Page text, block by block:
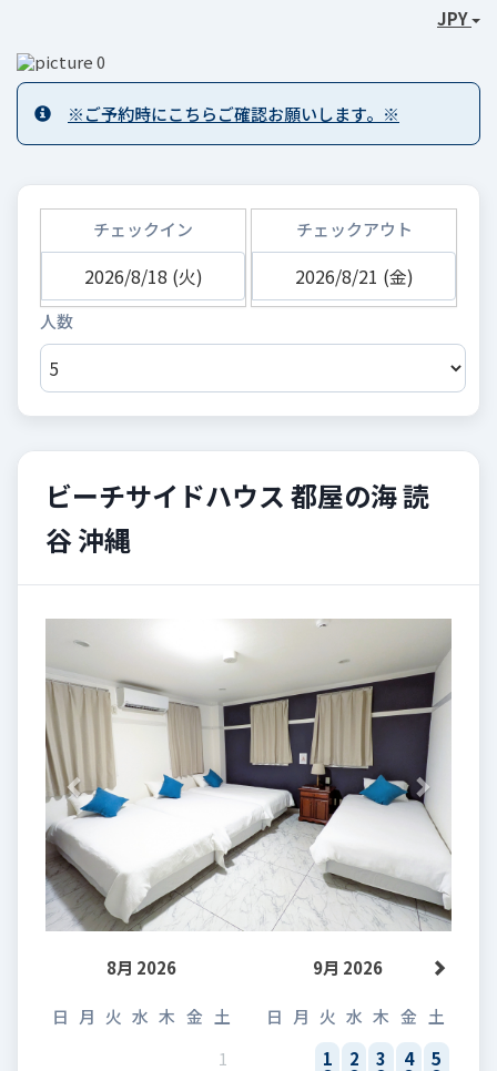
JPY
※ご予約時にこちらご確認お願いします。※
チェックイン チェックアウト
ビーチサイドハウス 都屋の海 読
谷 沖縄
Previous
8月 2026
日 月 火 水 木 金 土
1
9月 2026
日 月 火 水 木 金 土
1
2 3 4 5